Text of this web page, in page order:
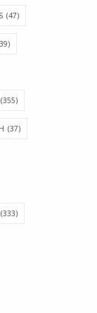
(47)
(355)
(37)
(333)